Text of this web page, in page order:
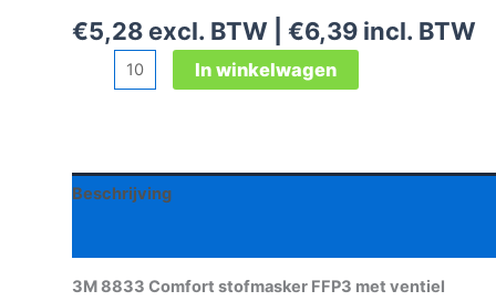
€5,28 excl. BTW | €6,39 incl. BTW
FFP3
met
In winkelwagen
Beschrijving
3M 8833 Comfort stofmasker FFP3 met ventiel